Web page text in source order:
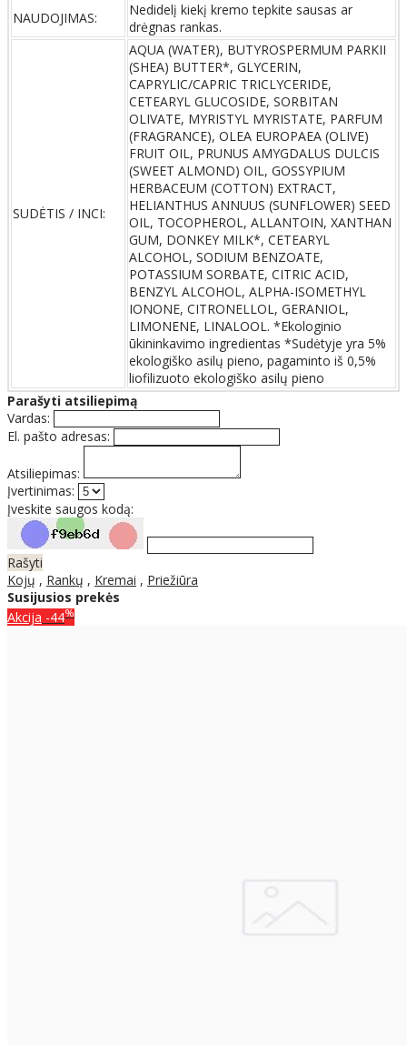
NAUDOJIMAS:
Nedidelį kiekį kremo tepkite sausas ar
drėgnas rankas.
SUDĖTIS / INCI:
AQUA (WATER), BUTYROSPERMUM PARKII
(SHEA) BUTTER*, GLYCERIN,
CAPRYLIC/CAPRIC TRICLYCERIDE,
CETEARYL GLUCOSIDE, SORBITAN
OLIVATE, MYRISTYL MYRISTATE, PARFUM
(FRAGRANCE), OLEA EUROPAEA (OLIVE)
FRUIT OIL, PRUNUS AMYGDALUS DULCIS
(SWEET ALMOND) OIL, GOSSYPIUM
HERBACEUM (COTTON) EXTRACT,
HELIANTHUS ANNUUS (SUNFLOWER) SEED
OIL, TOCOPHEROL, ALLANTOIN, XANTHAN
GUM, DONKEY MILK*, CETEARYL
ALCOHOL, SODIUM BENZOATE,
POTASSIUM SORBATE, CITRIC ACID,
BENZYL ALCOHOL, ALPHA-ISOMETHYL
IONONE, CITRONELLOL, GERANIOL,
LIMONENE, LINALOOL. *Ekologinio
ūkininkavimo ingredientas *Sudėtyje yra 5%
ekologiško asilų pieno, pagaminto iš 0,5%
liofilizuoto ekologiško asilų pieno
Parašyti atsiliepimą
Vardas:
El. pašto adresas:
Atsiliepimas:
Įvertinimas:
Įveskite saugos kodą:
Rašyti
Kojų , Rankų , Kremai , Priežiūra
Susijusios prekės
Akcija -44%